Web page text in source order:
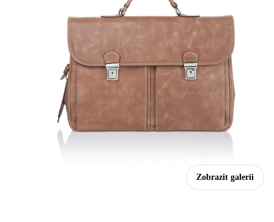
Zobrazit galerii